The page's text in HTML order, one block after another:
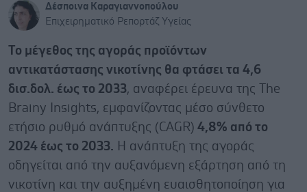
Δέσποινα Καραγιαννοπούλου
Επιχειρηματικό Ρεπορτάζ Υγείας
Το μέγεθος της αγοράς προϊόντων
αντικατάστασης νικοτίνης θα φτάσει τα 4,6
δισ.δολ. έως το 2033, αναφέρει έρευνα της The
Brainy Insights, εμφανίζοντας μέσο σύνθετο
ετήσιο ρυθμό ανάπτυξης (CAGR) 4,8% από το
2024 έως το 2033. Η ανάπτυξη της αγοράς
οδηγείται από την αυξανόμενη εξάρτηση από τη
νικοτίνη και την αυξημένη ευαισθητοποίηση για